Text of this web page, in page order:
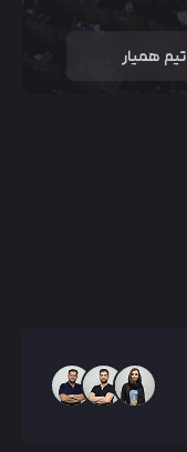
تیم همیار